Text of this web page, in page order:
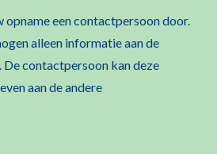
opname een contactpersoon door.
alleen informatie aan de
contactpersoon kan deze
aan de andere